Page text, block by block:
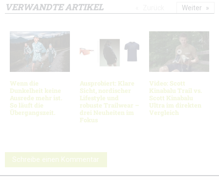
VERWANDTE ARTIKEL
Wenn die
Dunkelheit keine
Ausrede mehr ist.
So läuft die
Übergangszeit.
Ausprobiert: Klare
Sicht, nordischer
Lifestyle und
robuste Trailwear –
drei Neuheiten im
Fokus
Video: Scott
Kinabalu Trail vs.
Scott Kinabalu
Ultra im direkten
Vergleich
Weiter
Schreibe einen Kommentar